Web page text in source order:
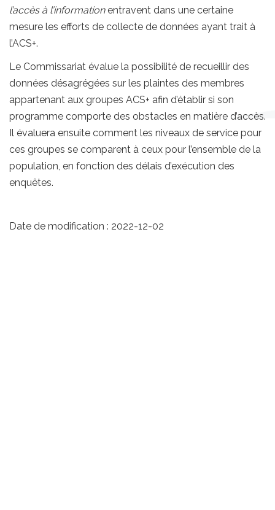
l’accès à l’informationentravent dans une certaine
mesure les efforts de collecte de données ayant trait à
l’ACS+.
Le Commissariat évalue la possibilité de recueillir des
données désagrégées sur les plaintes des membres
appartenant aux groupes ACS+ afin d’établir si son
programme comporte des obstacles en matière d’accès.
Il évaluera ensuite comment les niveaux de service pour
ces groupes se comparent à ceux pour l’ensemble de la
population, en fonction des délais d’exécution des
enquêtes.
Date de modification : 2022-12-02